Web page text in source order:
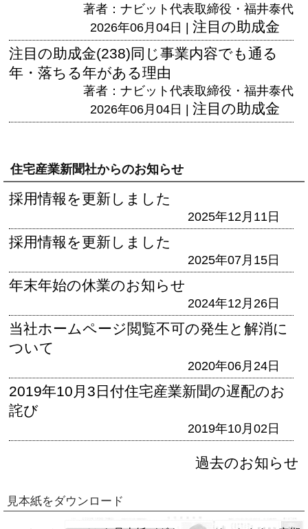
著者：ナビット代表取締役・福井泰代
2026年06月04日 | 注目の助成金
注目の助成金(238)同じ事業内容でも通る
年・落ちる年がある理由
著者：ナビット代表取締役・福井泰代
2026年06月04日 | 注目の助成金
住宅産業新聞社からのお知らせ
採用情報を更新しました
2025年12月11日
採用情報を更新しました
2025年07月15日
年末年始の休業のお知らせ
2024年12月26日
当社ホームページ閲覧不可の発生と解消に
ついて
2020年06月24日
2019年10月3日付住宅産業新聞の遅配のお
詫び
2019年10月02日
過去のお知らせ
見本紙をダウンロード